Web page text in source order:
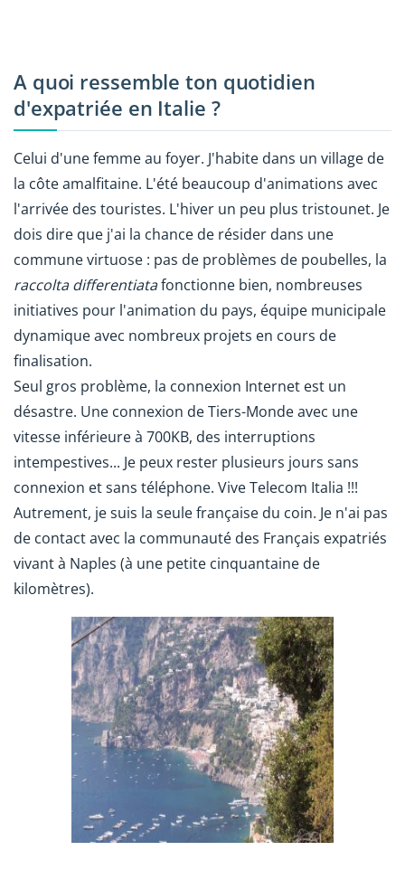
A quoi ressemble ton quotidien
d'expatriée en Italie ?
Celui d'une femme au foyer. J'habite dans un village de
la côte amalfitaine. L'été beaucoup d'animations avec
l'arrivée des touristes. L'hiver un peu plus tristounet. Je
dois dire que j'ai la chance de résider dans une
commune virtuose : pas de problèmes de poubelles, la
raccolta differentiatafonctionne bien, nombreuses
initiatives pour l'animation du pays, équipe municipale
dynamique avec nombreux projets en cours de
finalisation.
Seul gros problème, la connexion Internet est un
désastre. Une connexion de Tiers-Monde avec une
vitesse inférieure à 700KB, des interruptions
intempestives... Je peux rester plusieurs jours sans
connexion et sans téléphone. Vive Telecom Italia !!!
Autrement, je suis la seule française du coin. Je n'ai pas
de contact avec la communauté des Français expatriés
vivant à Naples (à une petite cinquantaine de
kilomètres).